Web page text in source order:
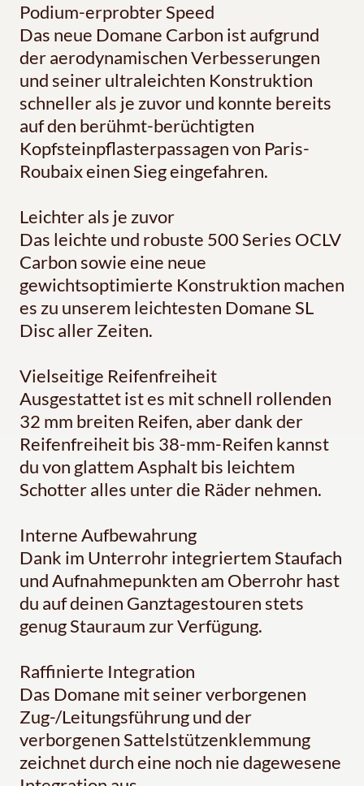
Podium-erprobter Speed
Das neue Domane Carbon ist aufgrund
der aerodynamischen Verbesserungen
und seiner ultraleichten Konstruktion
schneller als je zuvor und konnte bereits
auf den berühmt-berüchtigten
Kopfsteinpflasterpassagen von Paris-
Roubaix einen Sieg eingefahren.
Leichter als je zuvor
Das leichte und robuste 500 Series OCLV
Carbon sowie eine neue
gewichtsoptimierte Konstruktion machen
es zu unserem leichtesten Domane SL
Disc aller Zeiten.
Vielseitige Reifenfreiheit
Ausgestattet ist es mit schnell rollenden
32 mm breiten Reifen, aber dank der
Reifenfreiheit bis 38-mm-Reifen kannst
du von glattem Asphalt bis leichtem
Schotter alles unter die Räder nehmen.
Interne Aufbewahrung
Dank im Unterrohr integriertem Staufach
und Aufnahmepunkten am Oberrohr hast
du auf deinen Ganztagestouren stets
genug Stauraum zur Verfügung.
Raffinierte Integration
Das Domane mit seiner verborgenen
Zug-/Leitungsführung und der
verborgenen Sattelstützenklemmung
zeichnet durch eine noch nie dagewesene